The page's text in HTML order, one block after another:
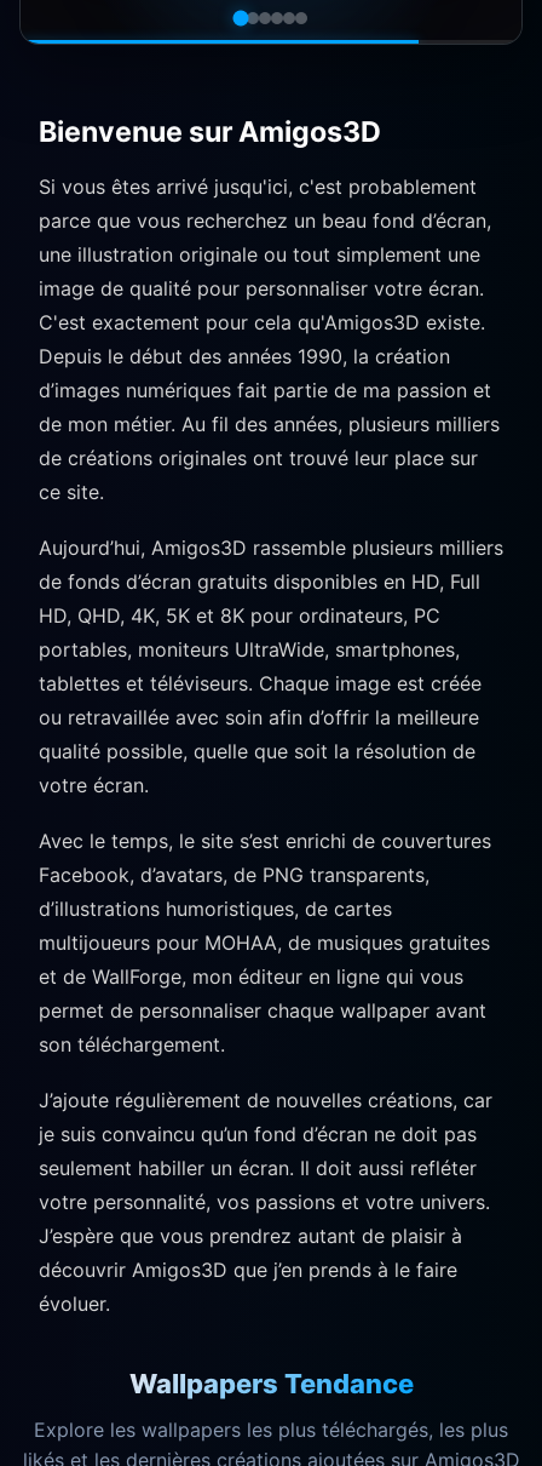
Bienvenue sur Amigos3D
Si vous êtes arrivé jusqu'ici, c'est probablement
parce que vous recherchez un beau fond d’écran,
une illustration originale ou tout simplement une
image de qualité pour personnaliser votre écran.
C'est exactement pour cela qu'Amigos3D existe.
Depuis le début des années 1990, la création
d’images numériques fait partie de ma passion et
de mon métier. Au fil des années, plusieurs milliers
de créations originales ont trouvé leur place sur
ce site.
Aujourd’hui, Amigos3D rassemble plusieurs milliers
de fonds d’écran gratuits disponibles en HD, Full
HD, QHD, 4K, 5K et 8K pour ordinateurs, PC
portables, moniteurs UltraWide, smartphones,
tablettes et téléviseurs. Chaque image est créée
ou retravaillée avec soin afin d’offrir la meilleure
qualité possible, quelle que soit la résolution de
votre écran.
Avec le temps, le site s’est enrichi de couvertures
Facebook, d’avatars, de PNG transparents,
d’illustrations humoristiques, de cartes
multijoueurs pour MOHAA, de musiques gratuites
et de WallForge, mon éditeur en ligne qui vous
permet de personnaliser chaque wallpaper avant
son téléchargement.
J’ajoute régulièrement de nouvelles créations, car
je suis convaincu qu’un fond d’écran ne doit pas
seulement habiller un écran. Il doit aussi refléter
votre personnalité, vos passions et votre univers.
J’espère que vous prendrez autant de plaisir à
découvrir Amigos3D que j’en prends à le faire
évoluer.
Wallpapers Tendance
Explore les wallpapers les plus téléchargés, les plus
likés et les dernières créations ajoutées sur Amigos3D